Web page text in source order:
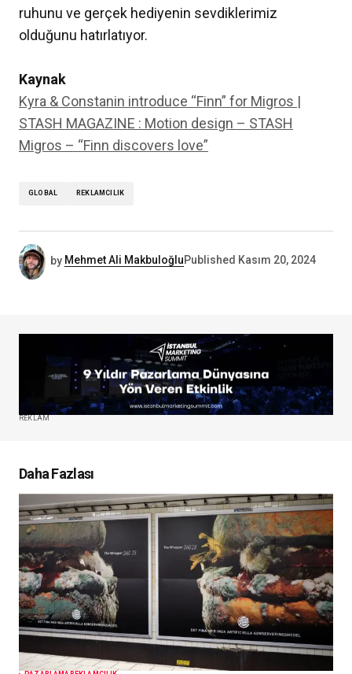
ruhunu ve gerçek hediyenin sevdiklerimiz
olduğunu hatırlatıyor.
Kaynak
Kyra & Constanin introduce “Finn” for Migros |
STASH MAGAZINE : Motion design – STASH
Migros – “Finn discovers love”
GLOBAL REKLAMCILIK
by Mehmet Ali MakbuloğluPublished Kasım 20, 2024
REKLAM
Daha Fazlası